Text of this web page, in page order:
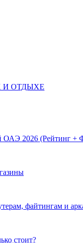
И ОТДЫХЕ
ОАЭ 2026 (Рейтинг
файтингам и
стоит?